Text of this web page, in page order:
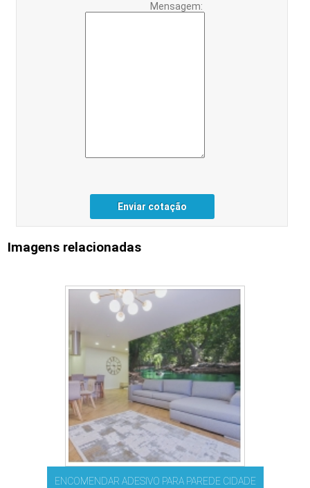
Mensagem:
Enviar cotação
Imagens relacionadas
ENCOMENDAR ADESIVO PARA PAREDE CIDADE